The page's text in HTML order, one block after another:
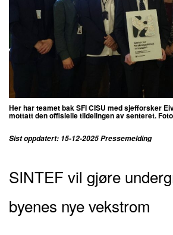
Her har teamet bak SFI CISU med sjefforsker
mottatt den offisielle tildelingen av senteret.
Sist oppdatert: 15-12-2025 Pressemelding
SINTEF vil gjøre
byenes nye vekstrom